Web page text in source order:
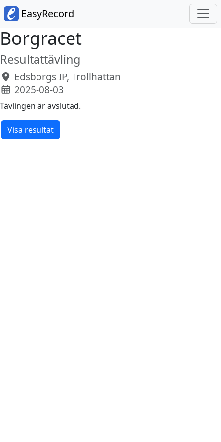
EasyRecord
Borgracet
Resultattävling
Edsborgs IP, Trollhättan
2025-08-03
Tävlingen är avslutad.
Visa resultat